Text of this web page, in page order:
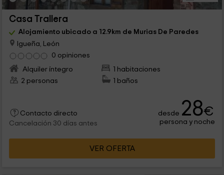
Casa Trallera
Alojamiento ubicado a 12.9km de Murias De Paredes
Igueña, León
0 opiniones
Alquiler íntegro
1 habitaciones
2 personas
1 baños
Contacto directo
Cancelación 30 días antes
desde 28€
persona y noche
VER OFERTA